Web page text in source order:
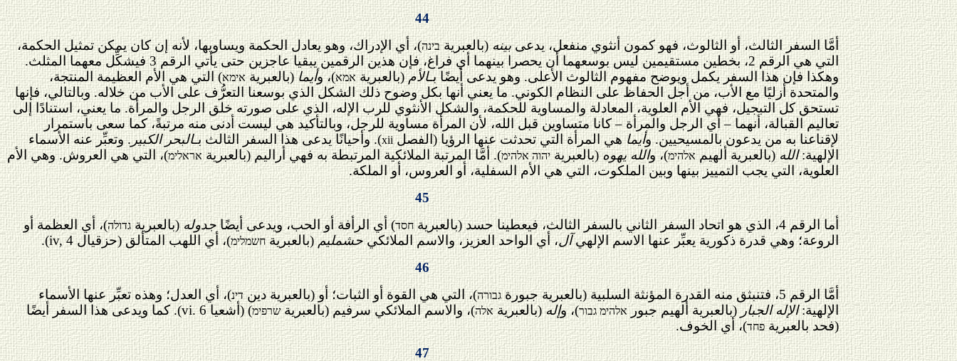
44
أمَّا السفر الثالث، أو الثالوث، فهو كمون أنثوي منفعل، يدعىبينه(بالعبريةבינה)، أي الإدراك، وهو يعادل الحكمة ويساويها، لأنه إن كان يمكن تمثيل الحكمة،
التي هي الرقم 2، بخطين مستقيمين ليس بوسعهما أن يحصرا بينهما أي
فراغ، فإن هذين الرقمين يبقيا عاجزين حتى يأتي الرقم 3 فيشكِّل معهما المثلث.
وهكذا فإن هذا السفر يكمل ويوضحمفهوم الثالوث الأعلى. وهو يدعى أيضًا بـالأم(بالعبريةאמא)، وأيما(بالعبريةאימא) التي هي الأم العظيمة المنتجة،
والمتحدة أزليًا مع الأب، من أجل الحفاظ على النظام الكوني. ما يعني أنها بكل وضوح ذلك الشكل الذي بوسعنا التعرُّف على الأب من خلاله. وبالتالي، فإنها
تستحق كل التبجيل، فهي الأم العلوية، المعادلة والمساوية للحكمة، والشكل الأنثوي للرب الإله، الذي على صورته خلق الرجل والمرأة. ما يعني، استنادًا إلى
تعاليم القبالة، أنهما – أي الرجل والمرأة – كانا متساوين قبل الله، لأن المرأة مساوية للرجل، وبالتأكيد هي ليست أدنى منه مرتبةً، كما سعى باستمرار
لإقناعنا به من يدعون بالمسيحيين. وأيماهي المرأة التي تحدثت عنها الرؤيا (الفصلxii). وأحيانًا يدعى هذا السفر الثالث بـالبحر الكبير . وتعبِّر عنه الأسماء
الإلهية:الله(بالعبرية ألهيمאלהימ)، والله يهوه(بالعبريةיהוה אלהימ). أمَّا المرتبة الملائكية المرتبطة به فهي أراليم (بالعبرية אראלימ)، التي هي العروش. وهي الأم
العلوية، التي يجب التمييز بينها وبين الملكوت، التي هي الأم السفلية، أو العروس، أو الملكة.
45
أما الرقم 4، الذي هو اتحاد السفر الثاني بالسفر الثالث، فيعطينا حسد (بالعبرية
חסד) أي الرأفة أو الحب، ويدعى أيضًاجدوله(بالعبرية גדולה)، أي العظمة أو
الروعة؛ وهي قدرة ذكورية يعبِّر عنها الاسم الإلهيآل، أي الواحد العزيز، والاسم الملائكيحشمليم(بالعبريةחשמלימ)، أي اللهب المتألق (حزقيالiv, 4
).
46
أمَّا الرقم 5، فتنبثق منه القدرة المؤنثة السلبية (بالعبرية جبورة
גבורה)، التي هي القوة أو الثبات؛ أو (بالعبرية دينדינ)، أي العدل؛ وهذه تعبِّر عنها الأسماء
الإلهية:الإله الجبار(بالعبرية ألهيم جبورאלהימ גבור)، وإله(بالعبريةאלה)، والاسم الملائكي سرفيم (بالعبريةשרפימ) (أشعياvi. 6). كما ويدعى هذا السفر أيضًا
(فحد بالعبريةפחד)، أي الخوف.
47